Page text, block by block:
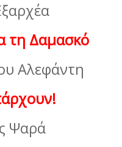
τη Δαμασκό